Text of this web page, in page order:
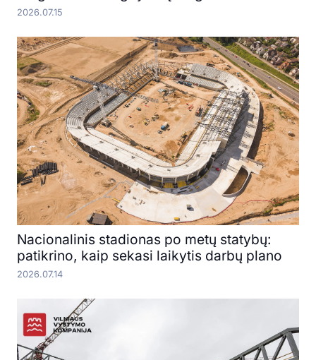
2026.07.15
Nacionalinis stadionas po metų statybų:
patikrino, kaip sekasi laikytis darbų plano
2026.07.14